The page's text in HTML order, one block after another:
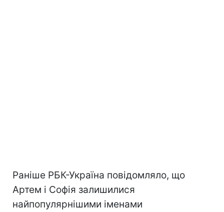
Раніше РБК-Україна повідомляло, що
Артем і Софія залишилися
найпопулярнішими іменами